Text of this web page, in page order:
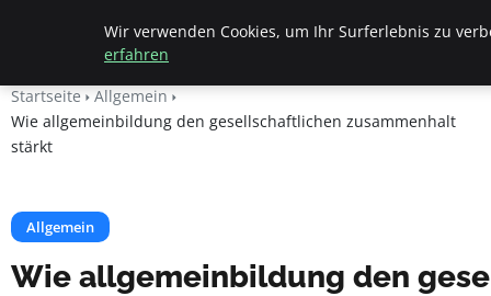
Beyond Surface
Startseite
Allgemein
Wie allgemeinbildung den gesellschaftlichen zusammenhalt
stärkt
Allgemein
Wie allgemeinbildung den
Wir verwenden Cookies, um Ihr Surferlebnis zu
erfahren